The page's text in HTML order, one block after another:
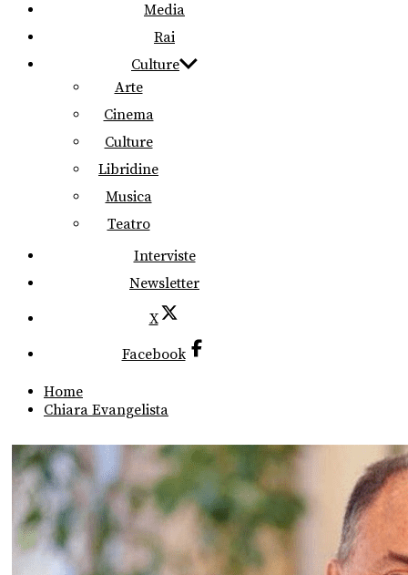
Media
Rai
Culture
Arte
Cinema
Culture
Libridine
Musica
Teatro
Interviste
Newsletter
X
Facebook
Home
Chiara Evangelista